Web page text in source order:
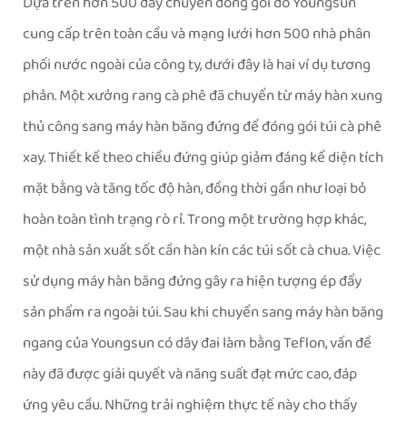
cung cấp trên toàn cầu và mạng lưới hơn 500 nhà phân
phối nước ngoài của công ty, dưới đây là hai ví dụ tương
phản. Một xưởng rang cà phê đã chuyển từ máy hàn xung
thủ công sang máy hàn băng đứng để đóng gói túi cà phê
xay. Thiết kế theo chiều đứng giúp giảm đáng kể diện tích
mặt bằng và tăng tốc độ hàn, đồng thời gần như loại bỏ
hoàn toàn tình trạng rò rỉ. Trong một trường hợp khác,
một nhà sản xuất sốt cần hàn kín các túi sốt cà chua. Việc
sử dụng máy hàn băng đứng gây ra hiện tượng ép đẩy
sản phẩm ra ngoài túi. Sau khi chuyển sang máy hàn băng
ngang của Youngsun có dây đai làm bằng Teflon, vấn đề
này đã được giải quyết và năng suất đạt mức cao, đáp
ứng yêu cầu. Những trải nghiệm thực tế này cho thấy